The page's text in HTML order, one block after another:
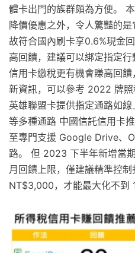
體卡出門的族群頗為方便。
降價優惠之外，令人驚豔的是
故符合國內刷卡享0.6%現金
高回饋，建議可以綁定指定
信用卡繳稅更有機會賺高回
新資訊，可以參考 2022 牌
英雄聯盟卡提供指定通路如
等多種通路 中國信託信用卡
至專門支援 Google Drive、
路。 但 2023 下半年新增當
月回饋上限，僅建議精準控制
NT$3,000，才能最大化不到